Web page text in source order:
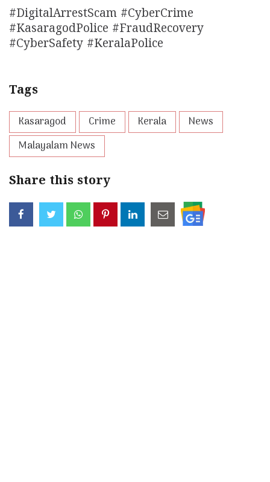
#DigitalArrestScam #CyberCrime
#KasaragodPolice #FraudRecovery
#CyberSafety #KeralaPolice
Tags
Kasaragod Crime Kerala
News
Malayalam News
Share this story